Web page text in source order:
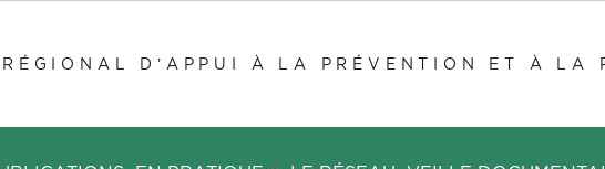
RÉGIONAL D’APPUI À LA PRÉVENTION ET À LA